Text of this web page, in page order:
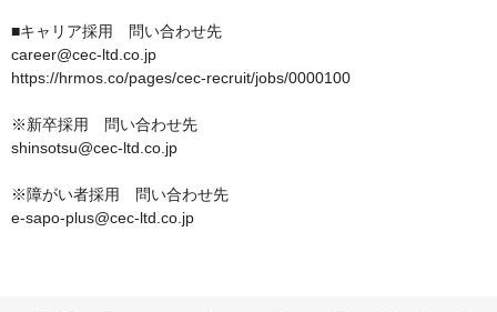
■キャリア採用　問い合わせ先
career@cec-ltd.co.jp
https://hrmos.co/pages/cec-recruit/jobs/0000100
※新卒採用　問い合わせ先
shinsotsu@cec-ltd.co.jp
※障がい者採用　問い合わせ先
e-sapo-plus@cec-ltd.co.jp